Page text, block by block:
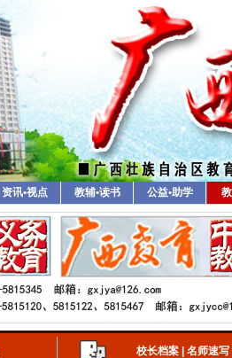
资讯•视点 教辅•读书 公益•助学
校长档案 名师速写